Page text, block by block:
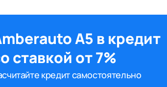
A5 в кредит
ставкой от 7%
кредит самостоятельно